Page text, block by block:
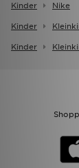
Kinder Nike
Kinder
Kinder